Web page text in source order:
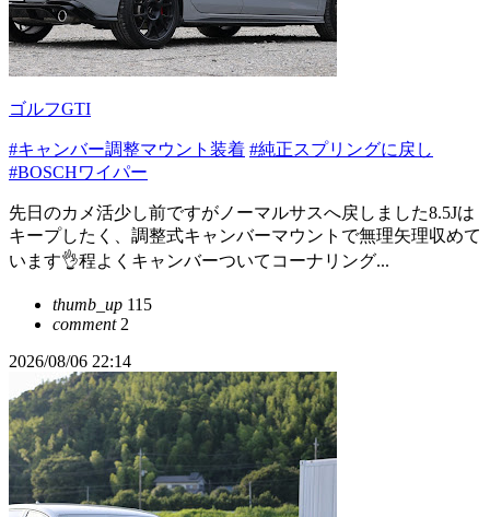
ゴルフGTI
#キャンバー調整マウント装着 #純正スプリングに戻し
#BOSCHワイパー
先日のカメ活少し前ですがノーマルサスへ戻しました8.5Jは
キープしたく、調整式キャンバーマウントで無理矢理収めて
います👌程よくキャンバーついてコーナリング...
thumb_up 115
comment2
2026/08/06 22:14